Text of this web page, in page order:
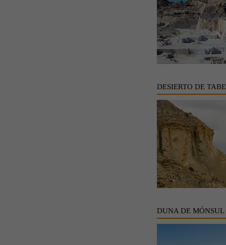
DESIERTO DE
DUNA DE MÓNSUL